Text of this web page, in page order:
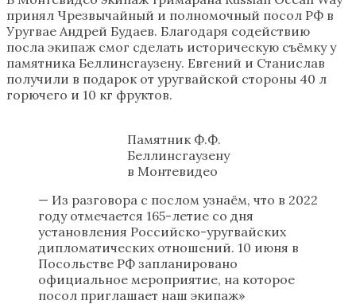
принял Чрезвычайный и полномочный посол РФ в
Уругвае Андрей Будаев. Благодаря содействию
посла экипаж смог сделать историческую съёмку у
памятника Беллинсгаузену. Евгений и Станислав
получили в подарок от уругвайской стороны 40 л
горючего и 10 кг фруктов.
Памятник Ф.Ф.
Беллинсгаузену
в Монтевидео
— Из разговора с послом узнаём, что в 2022
году отмечается 165-летие со дня
установления Российско-уругвайских
дипломатических отношений. 10 июня в
Посольстве РФ запланировано
официальное мероприятие, на которое
посол приглашает наш экипаж»